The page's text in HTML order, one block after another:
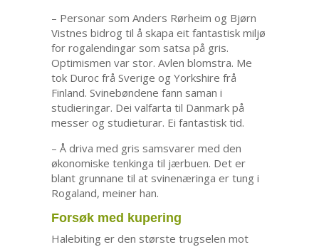
– Personar som Anders Rørheim og Bjørn
Vistnes bidrog til å skapa eit fantastisk miljø
for rogalendingar som satsa på gris.
Optimismen var stor. Avlen blomstra. Me
tok Duroc frå Sverige og Yorkshire frå
Finland. Svinebøndene fann saman i
studieringar. Dei valfarta til Danmark på
messer og studieturar. Ei fantastisk tid.
– Å driva med gris samsvarer med den
økonomiske tenkinga til jærbuen. Det er
blant grunnane til at svinenæringa er tung i
Rogaland, meiner han.
Forsøk med kupering
Halebiting er den største trugselen mot